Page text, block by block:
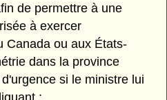
de permettre à une
à exercer
Canada ou aux États-
dans la province
si le ministre lui
: